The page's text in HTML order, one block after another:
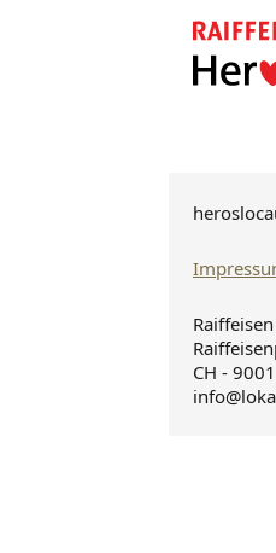
CH -